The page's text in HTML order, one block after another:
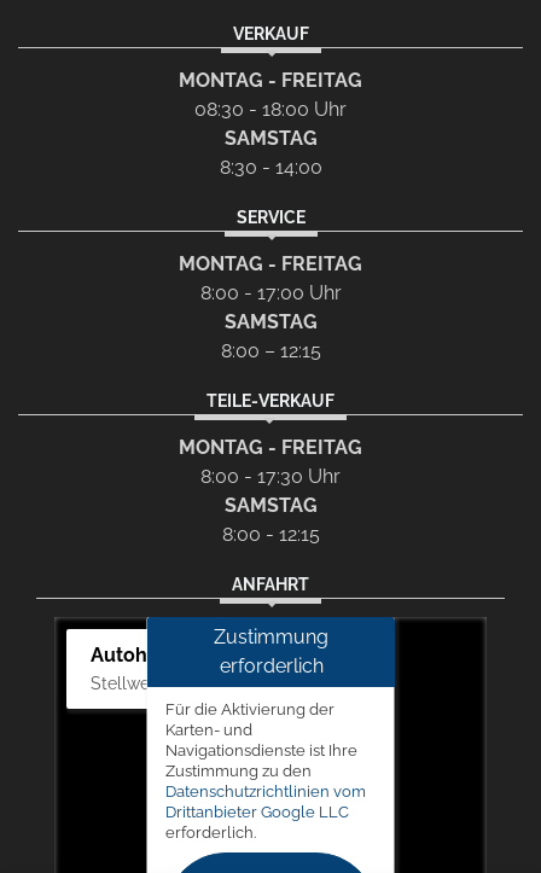
VERKAUF
MONTAG - FREITAG
08:30 - 18:00 Uhr
SAMSTAG
8:30 - 14:00
SERVICE
MONTAG - FREITAG
8:00 - 17:00 Uhr
SAMSTAG
8:00 – 12:15
TEILE-VERKAUF
MONTAG - FREITAG
8:00 - 17:30 Uhr
SAMSTAG
8:00 - 12:15
ANFAHRT
Autohaus Picker
Stellwerk 5, 57368 Lennestadt
Zustimmung
erforderlich
Für die Aktivierung der
Karten- und
Navigationsdienste ist Ihre
Zustimmung zu den
Datenschutzrichtlinien vom
Drittanbieter Google LLC
erforderlich.